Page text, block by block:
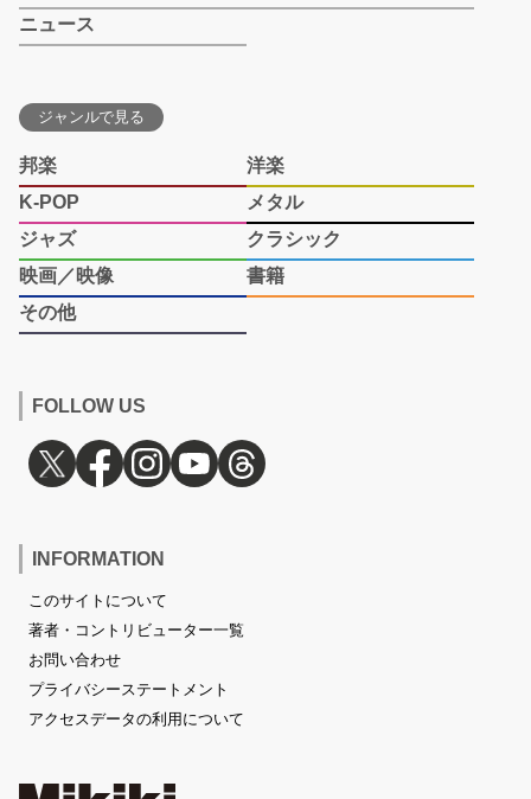
ニュース
ジャンルで見る
邦楽
洋楽
K-POP
メタル
ジャズ
クラシック
映画／映像
書籍
その他
FOLLOW US
INFORMATION
このサイトについて
著者・コントリビューター一覧
お問い合わせ
プライバシーステートメント
アクセスデータの利用について